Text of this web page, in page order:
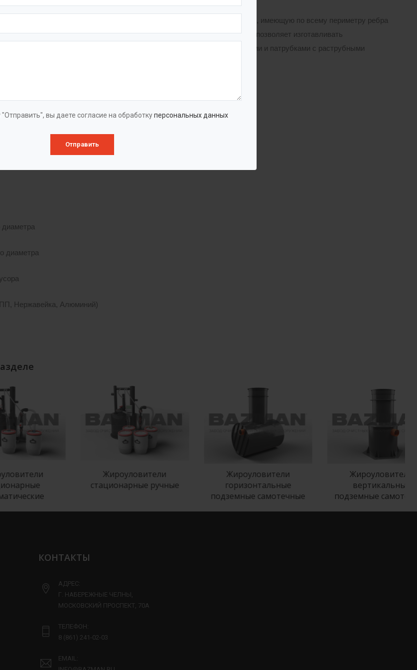
вы даете согласие на обработкуперсональных данных
Отправить
представляет собой емкость различной формы и размеров, имеющую по всему периметру ребра
сварке на стыковом станке обеспечивается герметичность изделия, что позволяет изготавливать
в стыковых соединениях. Комплектуются внутренними перегородками и патрубками с раструбными
диаметра
диаметра
Нержавейка, Алюминий)
Жироуловители
стационарные ручные
Жироуловители
горизонтальные
подземные самотечные
Жироуловители
вертикальные
подземные самотечные
КОНТАКТЫ
АДРЕС:
Г. НАБЕРЕЖНЫЕ ЧЕЛНЫ,
МОСКОВСКИЙ ПРОСПЕКТ, 70А
ТЕЛЕФОН:
8 (861) 241-02-03
EMAIL: